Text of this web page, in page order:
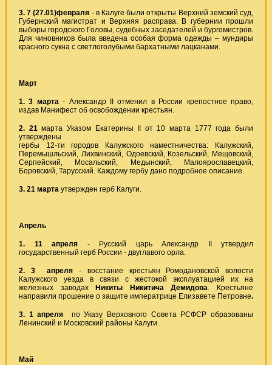
3. 7 (27.01)февраля - в Калуге были открыты Верхний земский суд,
Губернский магистрат и Верхняя расправа. В губернии прошли
выборы городского Головы, судебных заседателей и бургомистров.
Для чиновников была введена особая форма одежды – мундиры
красного сукна с светлоголубыми бархатными лацканами.
Март
1. 3 марта- Александр II отменил в России крепостное право,
издав Манифест об освобождении крестьян.
2. 21марта Указом Екатерины II от 10 марта 1777 года были
утверждены
гербы 12-ти городов Калужского наместничества: Калужский,
Перемышльский, Лихвинский, Одоевский, Козельский, Мещовский,
Серпейский, Мосальский, Медынский, Малоярославецкий,
Боровский, Тарусский. Каждому гербу дано подробное описание.
3. 21 марта утвержден герб Калуги.
Апрель
1. 11 апреля - Русский царь Александр II утвердил
государственный герб России - двуглавого орла.
2. 3 апреля - восстание крестьян Ромодановской волости
Калужского уезда в связи с жестокой эксплуатацией их на
железных заводах
Никиты Никитича Демидова. Крестьяне
направили прошение о защите императрице Елизавете Петровне.
3. 1 апреля
по Указу Верховного Совета РСФСР образованы
Ленинский и Московский районы Калуги.
Май